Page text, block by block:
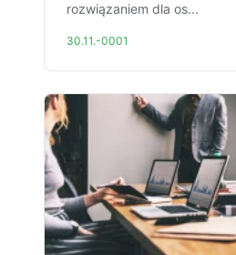
rozwiązaniem dla os...
30.11.-0001